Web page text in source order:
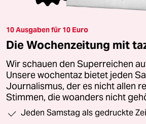
10 Ausgaben für 10 Euro
Die Wochenzeitung mit
Wir schauen den Superreichen
Unsere wochentaz bietet jeden
Journalismus, der es nicht allen
Stimmen, die woanders nicht
Jeden Samstag als gedruckte